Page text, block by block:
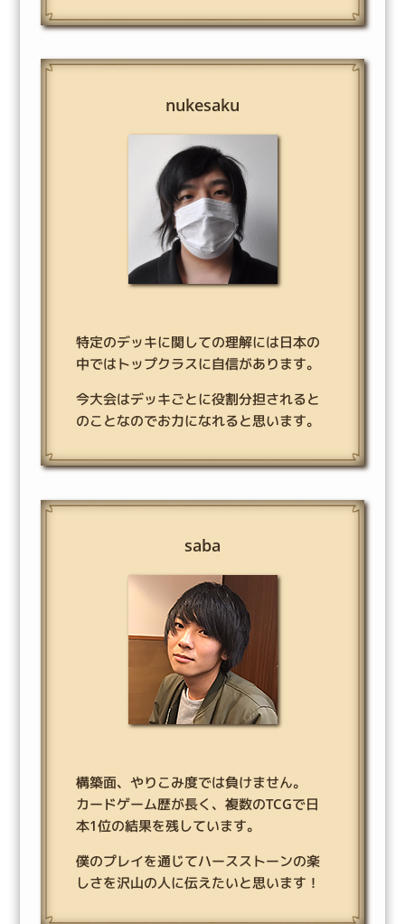
nukesaku
特定のデッキに関しての理解には日本の
中ではトップクラスに自信があります。
今大会はデッキごとに役割分担されると
のことなのでお力になれると思います。
saba
構築面、やりこみ度では負けません。
カードゲーム歴が長く、複数のTCGで日
本1位の結果を残しています。
僕のプレイを通じてハースストーンの楽
しさを沢山の人に伝えたいと思います！